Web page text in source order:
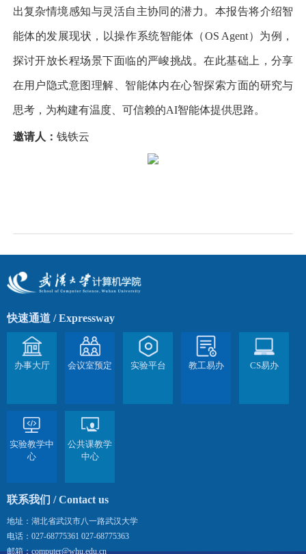
出复杂情境感知与灵活自主协同 的潜力。本报告将介绍智
能体的发展现状，以操作系统智能体（OS Agent）为例，
探讨开放长程场景下面临的严峻挑战。在此基础上，分享
在用户隐式意图理解、智能体内在心智探索方面的研究与
思考，为构建有温度、可信赖的AI智能体提供思路。
邀请人： 钱铁云
快速通道 / Expressway
办事大厅 会议室预定 实验平台 教工易办 CS易办
实验教学中
心
公共课教学
中心
联系我们 / Contact us
地址：湖北省武汉市八一路武汉大学
电话：027-68775361 027-68775363
邮箱：computer@whu.edu.cn